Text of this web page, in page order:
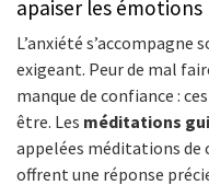
apaiser les émotions
L’anxiété s’accompagne
exigeant. Peur de mal
manque de confiance :
être. Les méditations
appelées méditations de
offrent une réponse